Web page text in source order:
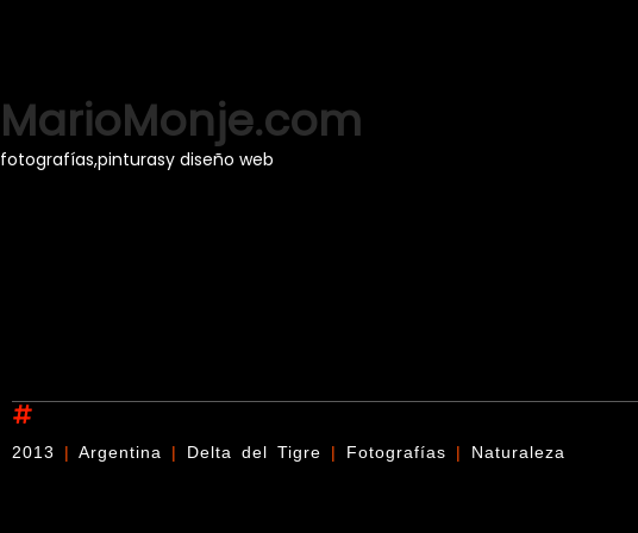
MarioMonje.com
fotografías,pinturasy diseño web
2013 | Argentina | Delta del Tigre | Fotografías | Naturaleza